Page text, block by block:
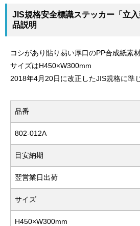
JIS規格安全標識ステッカー「立
品説明
コシがあり貼り易い厚口のPP合成紙素
サイズはH450×W300mm
2018年4月20日に改正したJIS規格に準
品番
802-012A
目安納期
翌営業日出荷
サイズ
H450×W300mm